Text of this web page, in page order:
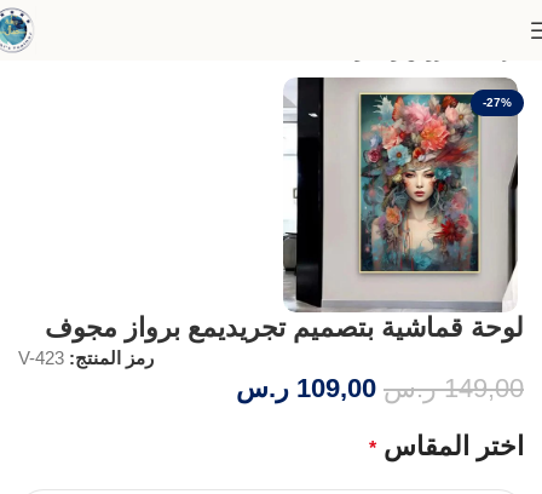
-27%
لوحة قماشية بتصميم تجريديمع برواز مجوف
رمز المنتج: V-423
149,00 ر.س 109,00 ر.س
اختر المقاس *